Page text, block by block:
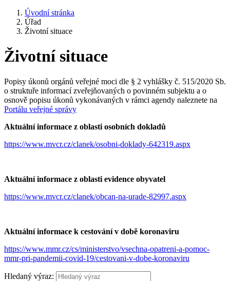
Úvodní stránka
Úřad
Životní situace
Životní situace
Popisy úkonů orgánů veřejné moci dle § 2 vyhlášky č. 515/2020 Sb.
o struktuře informací zveřejňovaných o povinném subjektu a o
osnově popisu úkonů vykonávaných v rámci agendy naleznete na
Portálu veřejné správy
Aktuální informace z oblasti osobních dokladů
https://www.mvcr.cz/clanek/osobni-doklady-642319.aspx
Aktuální informace z oblasti evidence obyvatel
https://www.mvcr.cz/clanek/obcan-na-urade-82997.aspx
Aktuální informace k cestování v době koronaviru
https://www.mmr.cz/cs/ministerstvo/vsechna-opatreni-a-pomoc-
mmr-pri-pandemii-covid-19/cestovani-v-dobe-koronaviru
Hledaný výraz: